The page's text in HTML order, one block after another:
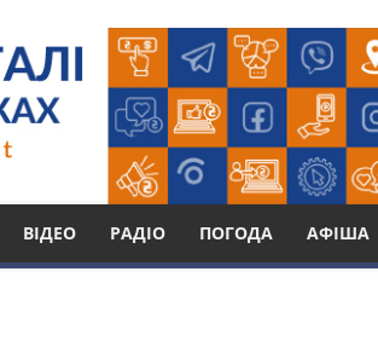
ВІДЕО РАДІО ПОГОДА АФІША
Царьова